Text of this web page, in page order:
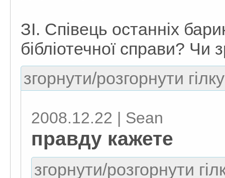
ЗІ. Співець останніх
бібліотечної справи?
згорнути/розгорнути
2008.12.22 | Sean
правду кажете
згорнути/розгорнути